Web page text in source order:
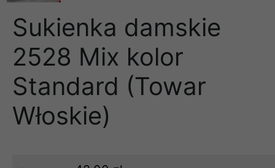
Sukienka damskie
2528 Mix kolor
Standard (Towar
Włoskie)